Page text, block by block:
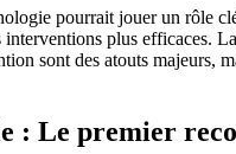
pourrait jouer un rôle
plus efficaces.
sont des atouts
: Le premier